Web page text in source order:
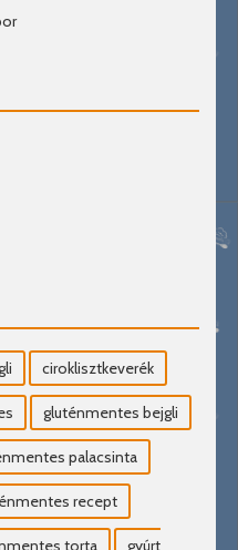
ciroklisztkeverék
gluténmentes bejgli
palacsinta
recept
torta gyúrt